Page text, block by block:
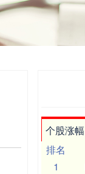
个股涨幅
排名
1